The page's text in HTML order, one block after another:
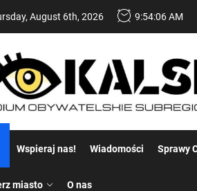
August 6th, 2026 9:54:07 AM
Wspieraj nas! Wiadomości Sprawy
miasto O nas
Koper – część 2.